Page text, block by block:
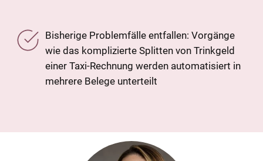
Bisherige Problemfälle entfallen: Vorgänge
wie das komplizierte Splitten von Trinkgeld
einer Taxi-Rechnung werden automatisiert in
mehrere Belege unterteilt